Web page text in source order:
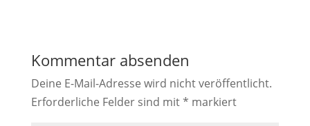
Kommentar absenden
Deine E-Mail-Adresse wird nicht veröffentlicht.
Erforderliche Felder sind mit* markiert